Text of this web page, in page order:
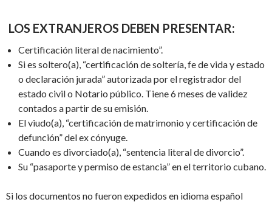
LOS EXTRANJEROS DEBEN PRESENTAR:
Certificación literal de nacimiento”.
Si es soltero(a), “certificación de soltería, fe de vida y estado
o declaración jurada” autorizada por el registrador del
estado civil o Notario público. Tiene 6 meses de validez
contados a partir de su emisión.
El viudo(a), “certificación de matrimonio y certificación de
defunción” del ex cónyuge.
Cuando es divorciado(a), “sentencia literal de divorcio”.
Su “pasaporte y permiso de estancia” en el territorio cubano.
Si los documentos no fueron expedidos en idioma español